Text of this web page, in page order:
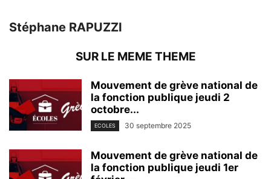
Stéphane RAPUZZI
SUR LE MEME THEME
Mouvement de grève national de
la fonction publique jeudi 2
octobre...
ECOLES 30 septembre 2025
Mouvement de grève national de
la fonction publique jeudi 1er